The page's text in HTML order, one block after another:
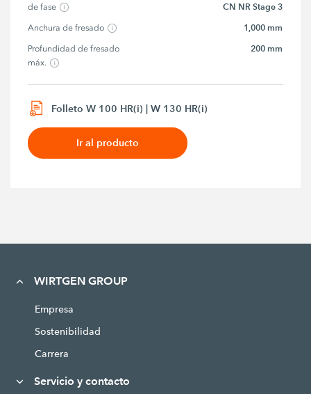
de fase
CN NR Stage 3
Anchura de fresado 1,000 mm
Profundidad de fresado
máx.
200 mm
Folleto W 100 HR(i) | W 130 HR(i)
Ir al producto
WIRTGEN GROUP
Empresa
Sostenibilidad
Carrera
Servicio y contacto